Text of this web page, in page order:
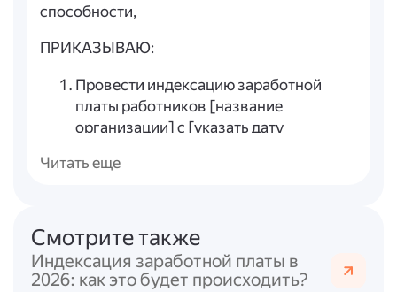
способности,
ПРИКАЗЫВАЮ:
Провести индексацию заработной
платы работников [название
организации] с [указать дату
например, «с 01.01.2026»].
коэффициент/процент, например,
«1,07» или «7 %»].
Бухгалтерии [название организации]
Читать еще
Смотрите также
Индексация заработной платы в
2026: как это будет происходить?